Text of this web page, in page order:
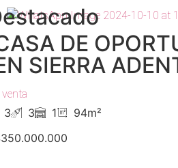
DE
SIERRA
venta
3 3 1
94m²